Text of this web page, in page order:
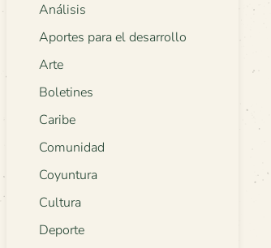
Análisis
Aportes para el desarrollo
Arte
Boletines
Caribe
Comunidad
Coyuntura
Cultura
Deporte